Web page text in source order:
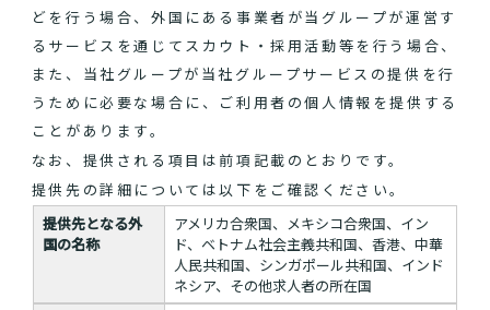
どを行う場合、外国にある事業者が当グループが運営す
るサービスを通じてスカウト・採用活動等を行う場合、
また、当社グループが当社グループサービスの提供を行
うために必要な場合に、ご利用者の個人情報を提供する
ことがあります。
なお、提供される項目は前項記載のとおりです。
提供先の詳細については以下をご確認ください。
提供先となる外
国の名称
アメリカ合衆国、メキシコ合衆国、イン
ド、ベトナム社会主義共和国、香港、中華
人民共和国、シンガポール共和国、インド
ネシア、その他求人者の所在国